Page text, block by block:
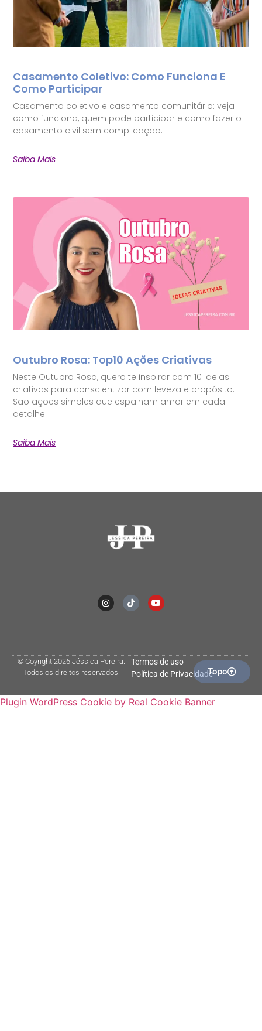
Casamento Coletivo: Como Funciona E
Como Participar
Casamento coletivo e casamento comunitário: veja
como funciona, quem pode participar e como fazer o
casamento civil sem complicação.
Saiba Mais
Outubro Rosa: Top10 Ações Criativas
Neste Outubro Rosa, quero te inspirar com 10 ideias
criativas para conscientizar com leveza e propósito.
São ações simples que espalham amor em cada
detalhe.
Saiba Mais
© Coyright 2026 Jéssica Pereira.
Todos os direitos reservados.
Termos de uso
Política de PrivacidadeTopo
Plugin WordPress Cookie by Real Cookie Banner